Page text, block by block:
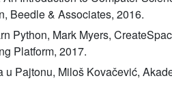
Beedle & Associates, 2016.
Python, Mark Myers,
Platform, 2017.
u Pajtonu, Miloš Kovačević,